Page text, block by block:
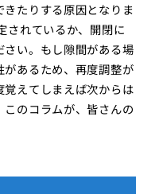
たりする原因となりま
されているか、開閉に
い。もし隙間がある場
あるため、再度調整が
えてしまえば次からは
のコラムが、皆さんの